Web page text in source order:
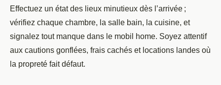
Effectuez un état des lieux minutieux dès l’arrivée ;
vérifiez chaque chambre, la salle bain, la cuisine, et
signalez tout manque dans le mobil home. Soyez attentif
aux cautions gonflées, frais cachés et locations landes où
la propreté fait défaut.